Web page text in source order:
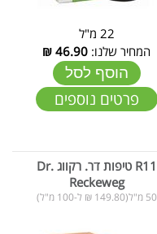
22 מ"ל
המחיר שלנו: 46.90
₪
הוסף לסל
פרטים נוספים
R11 טיפות דר. רקווג Dr.
Reckeweg
50 מ"ל(149.80 ₪ ל-100 מ"ל)